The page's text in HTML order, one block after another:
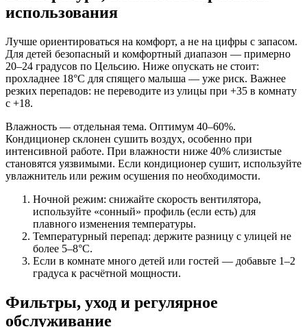
использования
Лучше ориентироваться на комфорт, а не на цифры с запасом.
Для детей безопасный и комфортный диапазон — примерно
20–24 градусов по Цельсию. Ниже опускать не стоит:
прохладнее 18°C для спящего малыша — уже риск. Важнее
резких перепадов: не переводите из улицы при +35 в комнату
с +18.
Влажность — отдельная тема. Оптимум 40–60%.
Кондиционер склонен сушить воздух, особенно при
интенсивной работе. При влажности ниже 40% слизистые
становятся уязвимыми. Если кондиционер сушит, используйте
увлажнитель или режим осушения по необходимости.
Ночной режим: снижайте скорость вентилятора,
используйте «сонный» профиль (если есть) для
плавного изменения температуры.
Температурный перепад: держите разницу с улицей не
более 5–8°C.
Если в комнате много детей или гостей — добавьте 1–2
градуса к расчётной мощности.
Фильтры, уход и регулярное
обслуживание